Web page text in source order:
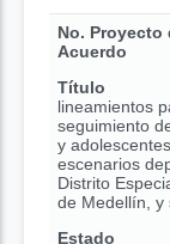
No. Proyecto
Acuerdo
Título
lineamientos
seguimiento
y
escenarios
Distrito
de Medellín, y
Estado